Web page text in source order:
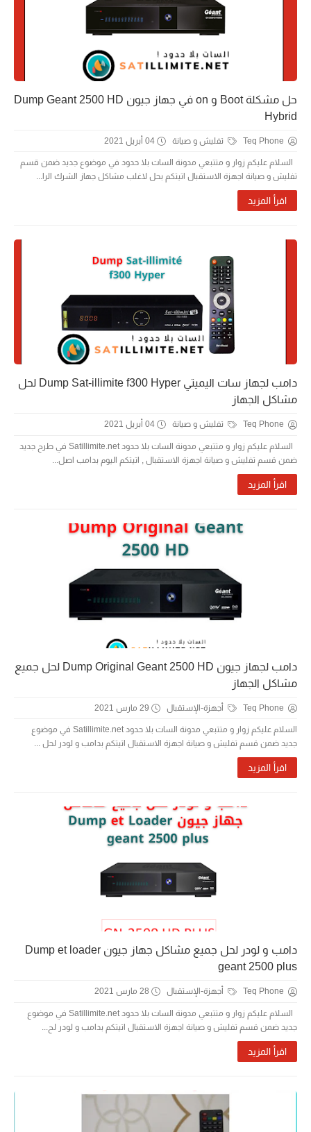
حل مشكلة Boot و on في جهاز جيون Dump Geant 2500 HD
Hybrid
Teq Phone تفليش و صيانة 04 أبريل 2021
السلام عليكم زوار و متتبعي مدونة السات بلا حدود في موضوع جديد ضمن قسم
تفليش و صيانة اجهزة الاستقبال اتيتكم بحل لاغلب مشاكل جهاز الشرك الرا...
اقرأ المزيد
دامب لجهاز سات اليميتي Dump Sat-illimite f300 Hyper لحل
مشاكل الجهاز
Teq Phone تفليش و صيانة 04 أبريل 2021
السلام عليكم زوار و متتبعي مدونة السات بلا حدود Satillimite.net في طرح جديد
ضمن قسم تفليش و صيانة اجهزة الاستقبال , اتيتكم اليوم بدامب اصل...
اقرأ المزيد
دامب لجهاز جيون Dump Original Geant 2500 HD لحل جميع
مشاكل الجهاز
Teq Phone أجهزة-الإستقبال 29 مارس 2021
السلام عليكم زوار و متتبعي مدونة السات بلا حدود Satillimite.net في موضوع
جديد ضمن قسم تفليش و صيانة اجهزة الاستقبال اتيتكم بدامب و لودر لحل ...
اقرأ المزيد
دامب و لودر لحل جميع مشاكل جهاز جيون Dump et loader
geant 2500 plus
Teq Phone أجهزة-الإستقبال 28 مارس 2021
السلام عليكم زوار و متتبعي مدونة السات بلا حدود Satillimite.net في موضوع
جديد ضمن قسم تفليش و صيانة اجهزة الاستقبال اتيتكم بدامب و لودر لح...
اقرأ المزيد